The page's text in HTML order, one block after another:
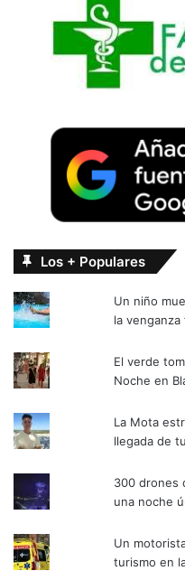
Los + Populares
Un niño
la
El verde
Noche en
La Mota
llegada de
300 drones
una noche
Un
turismo en